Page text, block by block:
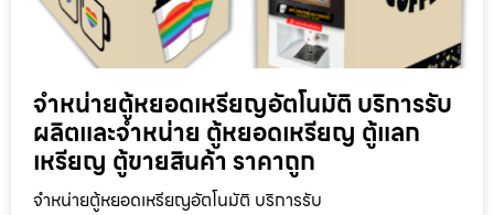
จำหน่ายตู้หยอดเหรียญ​อัตโนมัติ บริการรับ
ผลิตและจำหน่าย ตู้หยอดเหรียญ ตู้แลก
เหรียญ ตู้ขายสินค้า ราคาถูก
จำหน่ายตู้หยอดเหรียญ​อัตโนมัติ บริการรับ